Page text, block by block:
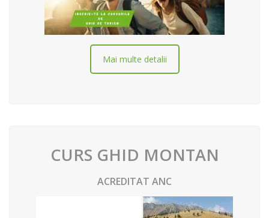
Mai multe detalii
CURS GHID MONTAN
ACREDITAT ANC